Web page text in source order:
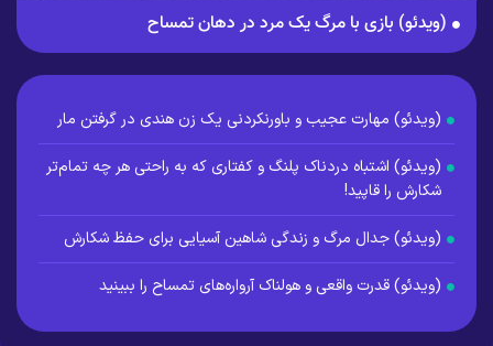
(ویدئو) بازی با مرگ یک مرد در دهان تمساح
(ویدئو) مهارت عجیب و باورنکردنی یک زن هندی در گرفتن مار
(ویدئو) اشتباه دردناک پلنگ و کفتاری که به راحتی هر چه تمام‌تر
شکارش را قاپید!
(ویدئو) جدال مرگ و زندگی شاهین آسیایی برای حفظ شکارش
(ویدئو) قدرت واقعی و هولناک آرواره‌های تمساح را ببینید